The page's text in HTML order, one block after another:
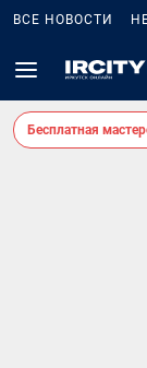
ВСЕ НОВОСТИ
Бесплатная